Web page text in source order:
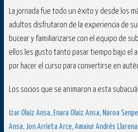
La jornada fue todo un éxito y desde los
adultos disfrutaron de la experiencia de
bucear y familiarizarse con el equipo de
ellos les gusto tanto pasar tiempo bajo el
por hacer el curso para convertirse en
Los socios que se animaron a esta
Izar Olaiz Ansa, Enara Olaiz Ansa, Naroa
Ansa, Jon Arrieta Arce, Amaiur Andrés